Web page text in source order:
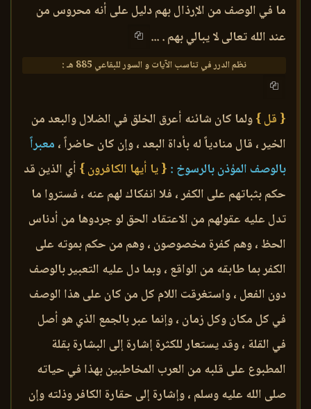
ما في الوصف من الإرذال بهم دليل على أنه محروس من
عند الله تعالى لا يبالي بهم . ...
نظم الدرر في تناسب الآيات و السور للبقاعي 885 هـ :
{ قل }ولما كان شائنه أعرق الخلق في الضلال والبعد من
الخير ، قال منادياً له بأداة البعد ، وإن كان حاضراً ، معبراً
بالوصف المؤذن بالرسوخ : { يا أيها الكافرون } أي الذين قد
حكم بثباتهم على الكفر ، فلا انفكاك لهم عنه ، فستروا ما
تدل عليه عقولهم من الاعتقاد الحق لو جردوها من أدناس
الحظ ، وهم كفرة مخصوصون ، وهم من حكم بموته على
الكفر بما طابقه من الواقع ، وبما دل عليه التعبير بالوصف
دون الفعل ، واستغرقت اللام كل من كان على هذا الوصف
في كل مكان وكل زمان ، وإنما عبر بالجمع الذي هو أصل
في القلة ، وقد يستعار للكثرة إشارة إلى البشارة بقلة
المطبوع على قلبه من العرب المخاطبين بهذا في حياته
صلى الله عليه وسلم ، وإشارة إلى حقارة الكافر وذلته وإن